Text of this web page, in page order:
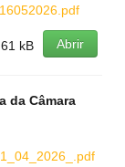
Abrir
kB
da Câmara